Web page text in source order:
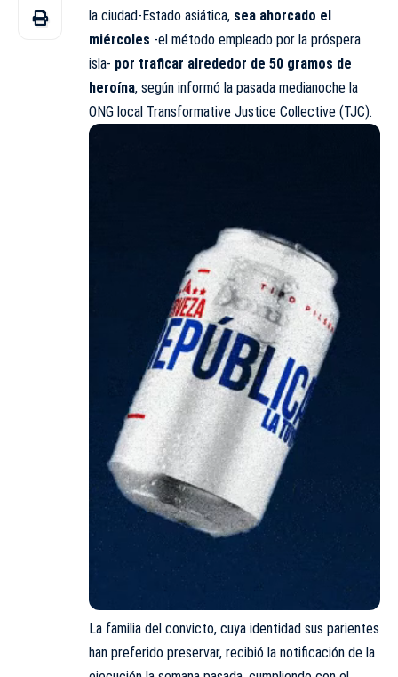
la ciudad-Estado asiática, sea ahorcado el
miércoles -el método empleado por la próspera
isla- por traficar alrededor de 50 gramos de
heroína, según informó la pasada medianoche la
ONG local Transformative Justice Collective (TJC).
La familia del convicto, cuya identidad sus parientes
han preferido preservar, recibió la notificación de la